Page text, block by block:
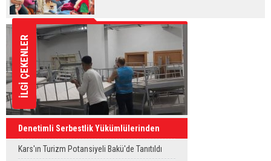
İLGİ ÇEKENLER
Denetimli Serbestlik Yükümlülerinden
Okula Temizlik Desteği
Kars'ın Turizm Potansiyeli Bakü'de Tanıtıldı